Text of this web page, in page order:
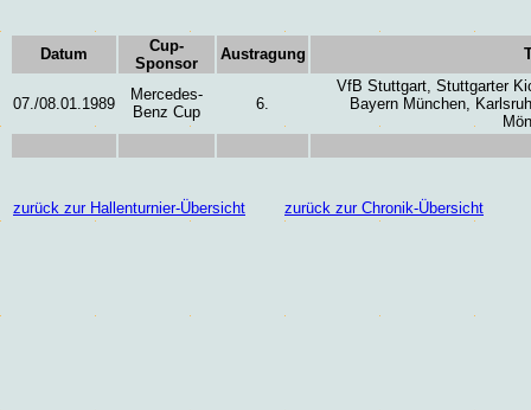
Datum
Cup-
Sponsor
Austragung
07./08.01.1989
Mercedes-
Benz Cup
6.
VfB Stuttgart, Stuttgarter
Bayern München,
Mö
zurück zur Hallenturnier-Übersicht zurück zur Chronik-Übersicht